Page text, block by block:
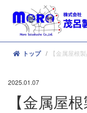
トップ 【金属屋根
2025.01.07
【金属屋